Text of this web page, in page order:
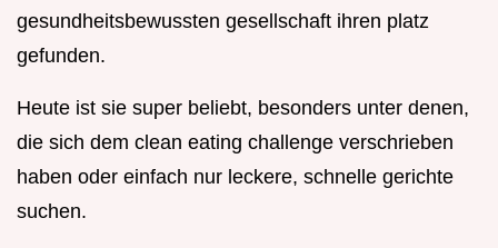
gesundheitsbewussten gesellschaft ihren platz
gefunden.
Heute ist sie super beliebt, besonders unter denen,
die sich dem clean eating challenge verschrieben
haben oder einfach nur leckere, schnelle gerichte
suchen.